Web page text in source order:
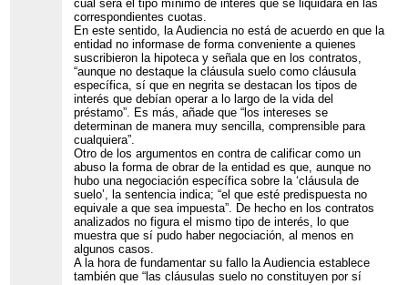
cual será el tipo mínimo de interés que se liquidará en las
correspondientes cuotas.
En este sentido, la Audiencia no está de acuerdo en que la
entidad no informase de forma conveniente a quienes
suscribieron la hipoteca y señala que en los contratos,
“aunque no destaque la cláusula suelo como cláusula
específica, sí que en negrita se destacan los tipos de
interés que debían operar a lo largo de la vida del
préstamo”. Es más, añade que “los intereses se
determinan de manera muy sencilla, comprensible para
cualquiera”.
Otro de los argumentos en contra de calificar como un
abuso la forma de obrar de la entidad es que, aunque no
hubo una negociación específica sobre la ‘cláusula de
suelo’, la sentencia indica; “el que esté predispuesta no
equivale a que sea impuesta”. De hecho en los contratos
analizados no figura el mismo tipo de interés, lo que
muestra que sí pudo haber negociación, al menos en
algunos casos.
A la hora de fundamentar su fallo la Audiencia establece
también que “las cláusulas suelo no constituyen por sí